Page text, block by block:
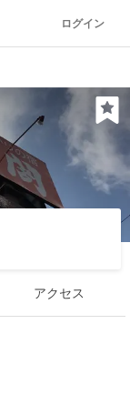
ログイン
アクセス